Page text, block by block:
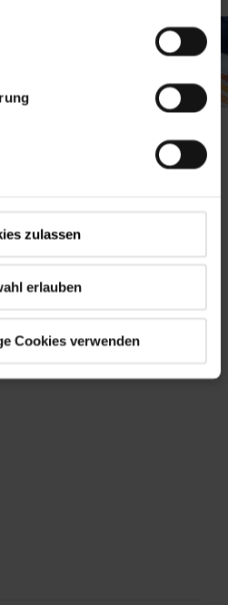
zulassen
erlauben
Cookies verwenden
Daten
R8